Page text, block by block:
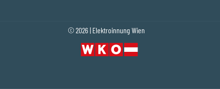
Fußleistennavigation
© 2026 | Elektroinnung Wien